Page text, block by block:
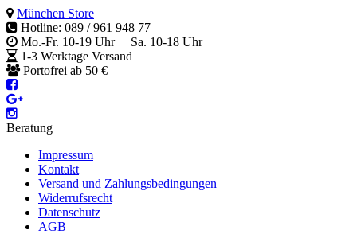
München Store
Hotline: 089 / 961 948 77
Mo.-Fr. 10-19 Uhr Sa. 10-18 Uhr
1-3 Werktage Versand
Portofrei ab 50 €
Beratung
Impressum
Kontakt
Versand und Zahlungsbedingungen
Widerrufsrecht
Datenschutz
AGB